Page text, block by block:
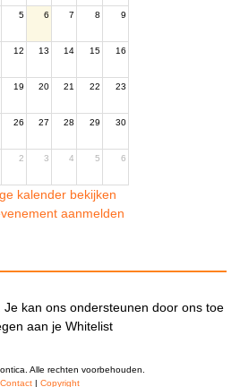
5 6 7 8 9
12 13 14 15 16
19 20 21 22 23
26 27 28 29 30
2 3 4 5 6
kalender bekijken
aanmelden
Je kan ons ondersteunen door ons toe
aan je Whitelist
Alle rechten voorbehouden.
Contact| Copyright